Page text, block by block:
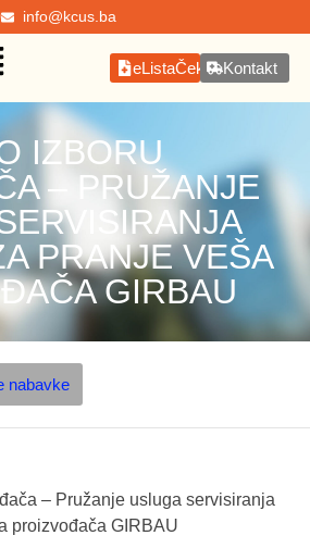
info@kcus.ba
eListaČekanjaKontakt
IZBORU
– PRUŽANJE
PRANJE VEŠA
GIRBAU
nabavke
– Pružanje usluga servisiranja
proizvođača GIRBAU